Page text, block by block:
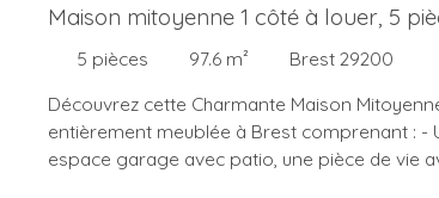
Maison mitoyenne 1 côté à louer, 5
- Brest 29200
5 pièces 97.6 m²
Brest 29200
Découvrez cette Charmante Maison
entièrement meublée à Brest comprenant : -
espace garage avec patio, une pièce de vie